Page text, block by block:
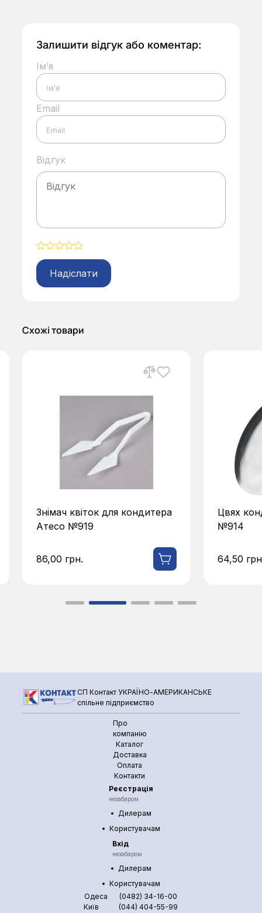
Залишити відгук або коментар:
Ім’я
Email
Відгук
Схожі товари
Знімач квіток для кондитера
Атесо №919
86,00 грн.
Цвях
№914
64,50
СП Контакт УКРАЇНО-АМЕРИКАНСЬКЕ
спільне підприємство
Про
компанію
Каталог
Доставка
Оплата
Контакти
Реєстрація
незабаром
Дилерам
Користувачам
Вхід
незабаром
Дилерам
Користувачам
Одеса
(0482) 34-16-00
Київ
(044) 404-55-99